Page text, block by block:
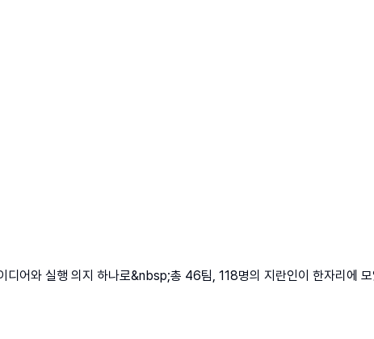
어와 실행 의지 하나로&nbsp;총 46팀, 118명의 지란인이 한자리에